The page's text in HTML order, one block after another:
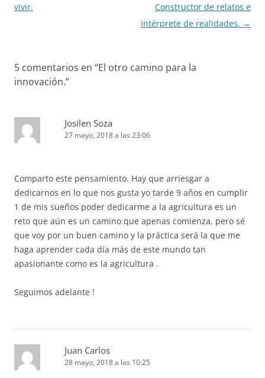
de
vivir.
Constructor de relatos e
intérprete de realidades. →
5 comentarios en “El otro camino para la
innovación.”
Josilen Soza
27 mayo, 2018 a las 23:06
Comparto este pensamiento. Hay que arriesgar a
dedicarnos en lo que nos gusta yo tarde 9 años en cumplir
1 de mis sueños poder dedicarme a la agricultura es un
reto que aún es un camino que apenas comienza, pero sé
que voy por un buen camino y la práctica será la que me
haga aprender cada día más de este mundo tan
apasionante como es la agricultura .
Seguimos adelante !
Juan Carlos
28 mayo, 2018 a las 10:25